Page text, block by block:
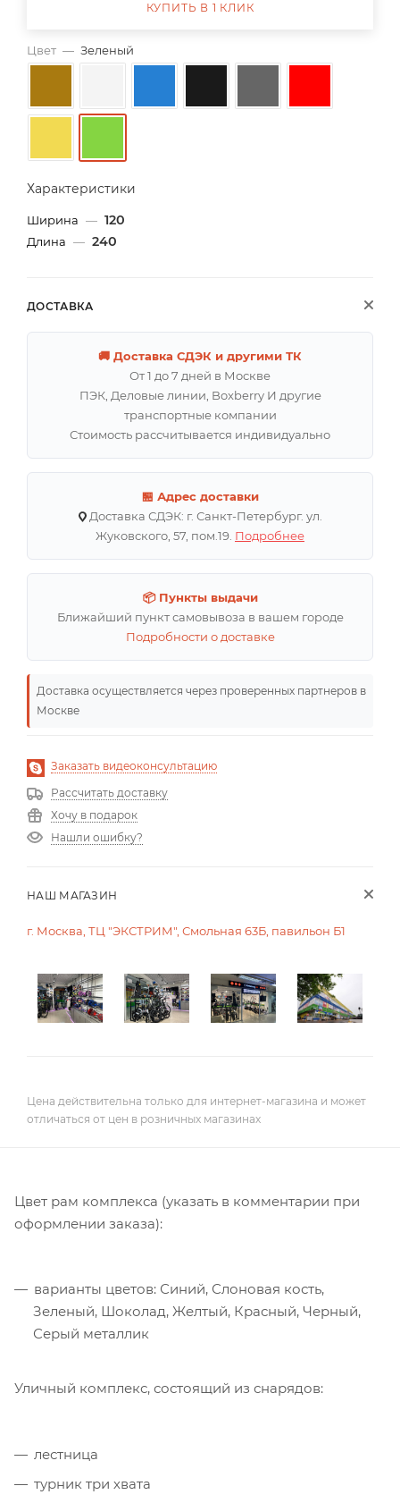
Цвет — Зеленый
Характеристики
Ширина — 120
Длина — 240
ДОСТАВКА
🚚 Доставка СДЭК и другими ТК
От 1 до 7 дней в Москве
ПЭК, Деловые линии, Boxberry И другие
транспортные компании
Стоимость рассчитывается индивидуально
🏪 Адрес доставки
Доставка СДЭК: г. Санкт-Петербург. ул.
Жуковского, 57, пом.19. Подробнее
📦 Пункты выдачи
Ближайший пункт самовывоза в вашем городе
Подробности о доставке
Доставка осуществляется через проверенных партнеров в
Москве
Заказать видеоконсультацию
Рассчитать доставку
Хочу в подарок
Нашли ошибку?
НАШ МАГАЗИН
г. Москва, ТЦ "ЭКСТРИМ", Смольная 63Б, павильон Б1
КУПИТЬ В 1 КЛИК
Цена действительна только для интернет-магазина и может
отличаться от цен в розничных магазинах
Цвет рам комплекса (указать в комментарии при
оформлении заказа):
варианты цветов: Синий, Слоновая кость,
Зеленый, Шоколад, Желтый, Красный, Черный,
Серый металлик
Уличный комплекс, состоящий из снарядов:
лестница
турник три хвата